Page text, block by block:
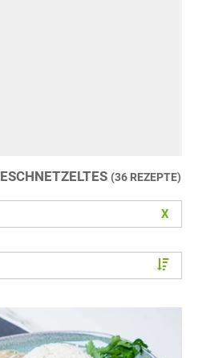
(36 REZEPTE)
X